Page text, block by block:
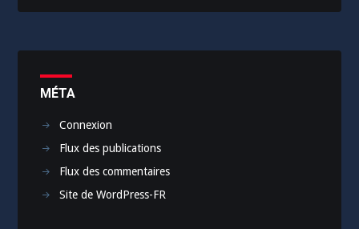
MÉTA
Connexion
Flux des publications
Flux des commentaires
Site de WordPress-FR